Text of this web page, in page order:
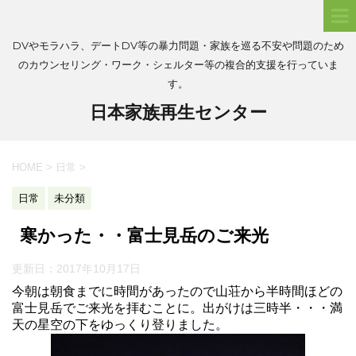
DVやモラハラ、デートDV等の暴力問題・家族を巡る不安や問題のため
のカウンセリング・ワーク・シェルター等の複合的支援を行っていま
す。
日本家族再生センター
HOME > 日常 >
日常 未分類
寒かった・・富士見岳のご来光
更新日： 2017年10月17日
今朝は朝食までに時間があったので山荘から半時間ほどの
富士見岳でご来光を拝むことに。出がけは三時半・・・満
天の星空の下をゆっくり登りました。